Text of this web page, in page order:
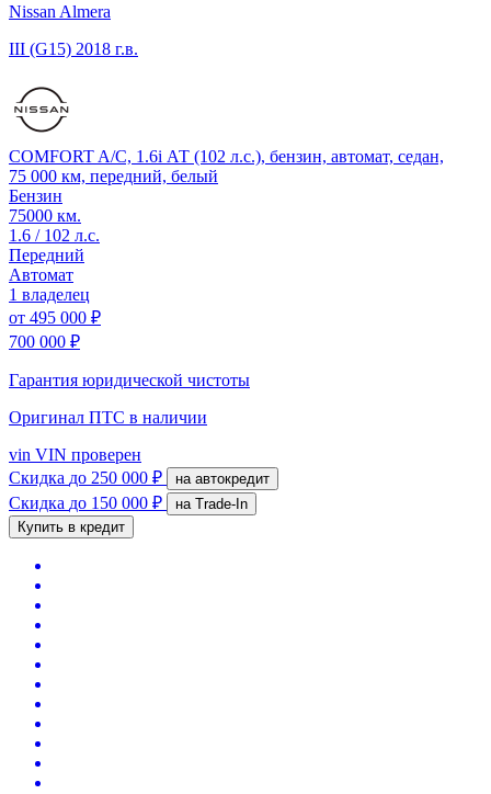
Nissan Almera
III (G15) 2018 г.в.
COMFORT A/C, 1.6i АТ (102 л.с.), бензин, автомат, седан,
75 000 км, передний, белый
Бензин
75000 км.
1.6 / 102 л.с.
Передний
Автомат
1 владелец
от 495 000 ₽
700 000 ₽
Гарантия юридической чистоты
Оригинал ПТС в наличии
vin VIN проверен
Скидка до 250 000 ₽ на автокредит
Скидка до 150 000 ₽
на Trade-In
Купить в кредит